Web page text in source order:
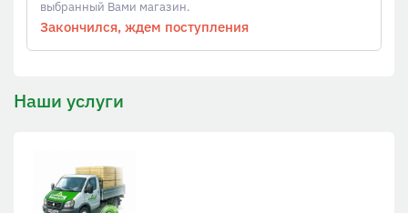
выбранный Вами магазин.
Закончился, ждем поступления
Наши услуги